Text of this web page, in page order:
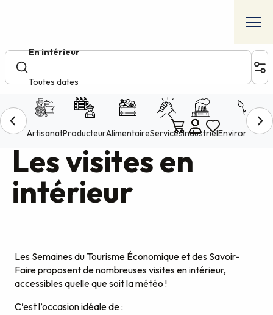
principal
Accueil
Les visites en
intérieur
Les Semaines du Tourisme Économique et des Savoir-
Faire proposent de nombreuses visites en intérieur,
accessibles quelle que soit la météo !
C’est l’occasion idéale de :